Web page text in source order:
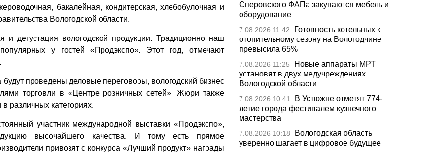
бакалейная, кондитерская, хлебобулочная и
Вологодской области.
и дегустация вологодской продукции. Традиционно наш
у гостей «Продэкспо». Этот год, отмечают
проведены деловые переговоры, вологодский бизнес
торговли в «Центре розничных сетей». Жюри также
различных категориях.
участник международной выставки «Прод­экспо»,
высочайшего качества. И тому есть прямое
привозят с конкурса «Лучший продукт» награды
Сперовского ФАПа закупаются мебель и
оборудование
7.08.2026 11:42
Готовность котельных к
отопительному сезону на Вологодчине
превысила 65%
7.08.2026 11:25
Новые аппараты МРТ
установят в двух медучреждениях
Вологодской области
7.08.2026 10:41
В Устюжне отметят 774-
летие города фестивалем кузнечного
мастерства
7.08.2026 10:18
Вологодская область
уверенно шагает в цифровое будущее